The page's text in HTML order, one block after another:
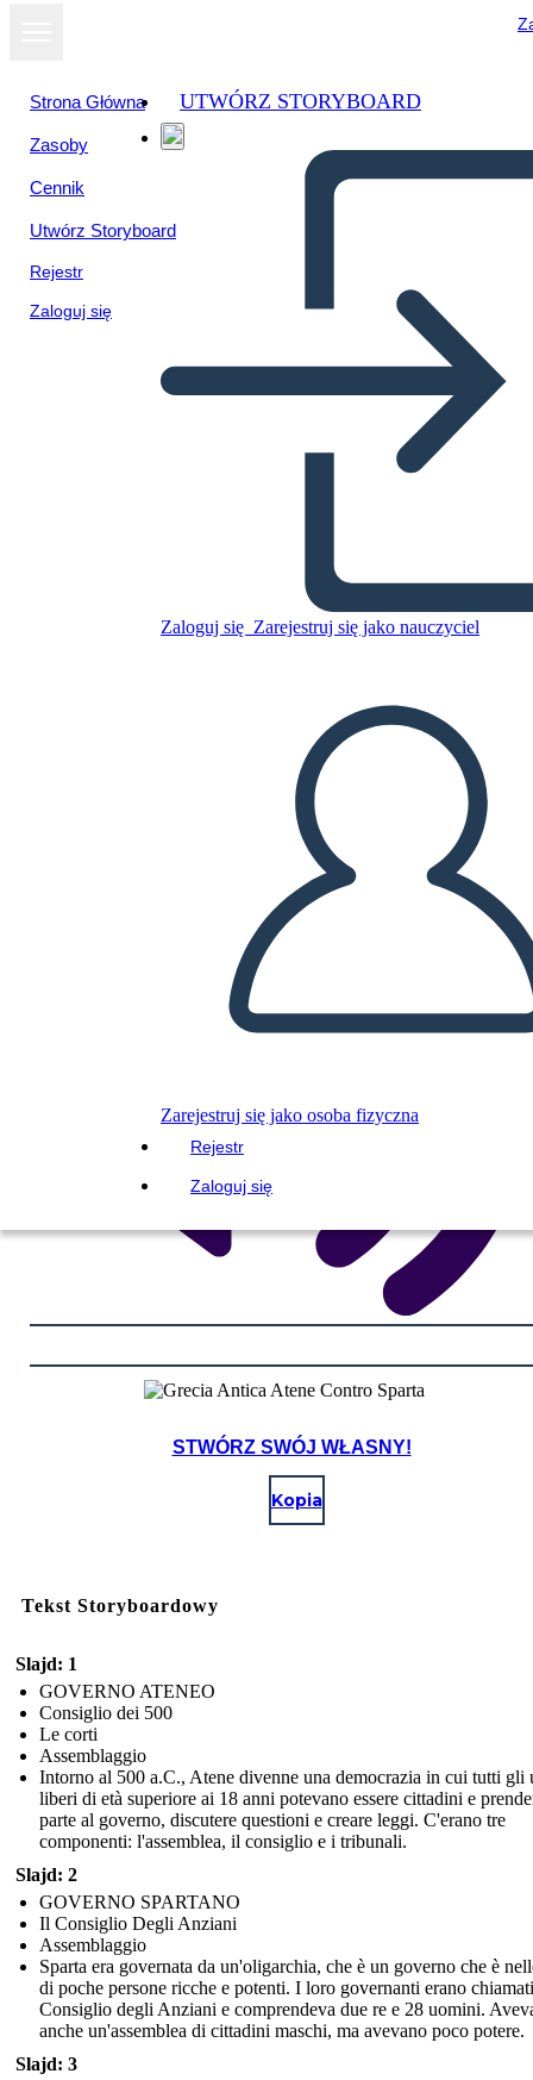
Strona Główna
Zasoby
Cennik
Utwórz Storyboard
Rejestr
Zaloguj się
UTWÓRZ STORYBOARD
Zaloguj się Zarejestruj się jako nauczyciel
Zarejestruj się jako osoba fizyczna
Rejestr
Zaloguj się
Sparta
STWÓRZ SCENORYS
ODTWARZANIE POKAZU SLAJDÓW
PRZECZYTAJ MI
STWÓRZ SWÓJ WŁASNY!
Kopia
Tekst Storyboardowy
Slajd: 1
GOVERNO ATENEO
Consiglio dei 500
Le corti
Assemblaggio
Intorno al 500 a.C., Atene divenne una democrazia in cui tutti gli
liberi di età superiore ai 18 anni potevano essere cittadini e
parte al governo, discutere questioni e creare leggi. C'erano tre
componenti: l'assemblea, il consiglio e i tribunali.
Slajd: 2
GOVERNO SPARTANO
Il Consiglio Degli Anziani
Assemblaggio
Sparta era governata da un'oligarchia, che è un governo che è
di poche persone ricche e potenti. I loro governanti erano
Consiglio degli Anziani e comprendeva due re e 28 uomini.
anche un'assemblea di cittadini maschi, ma avevano poco potere.
Slajd: 3